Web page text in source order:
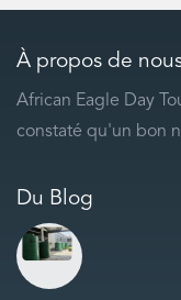
À propos de
African Eagle Day
constaté qu'un bon
Du Blog